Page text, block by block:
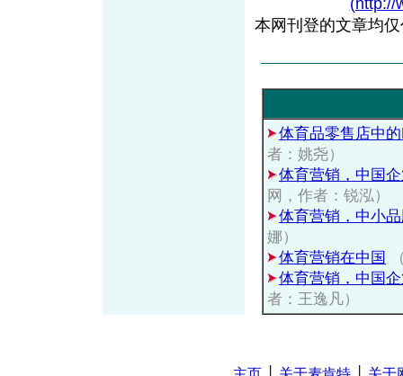
(http://
本网刊登的文章均
体育品零售店中
者：姚尧）
体育营销，中国
网，作者：锐泓）
体育营销，中小
娜）
体育营销在中国
体育营销，中国
者：王逸凡）